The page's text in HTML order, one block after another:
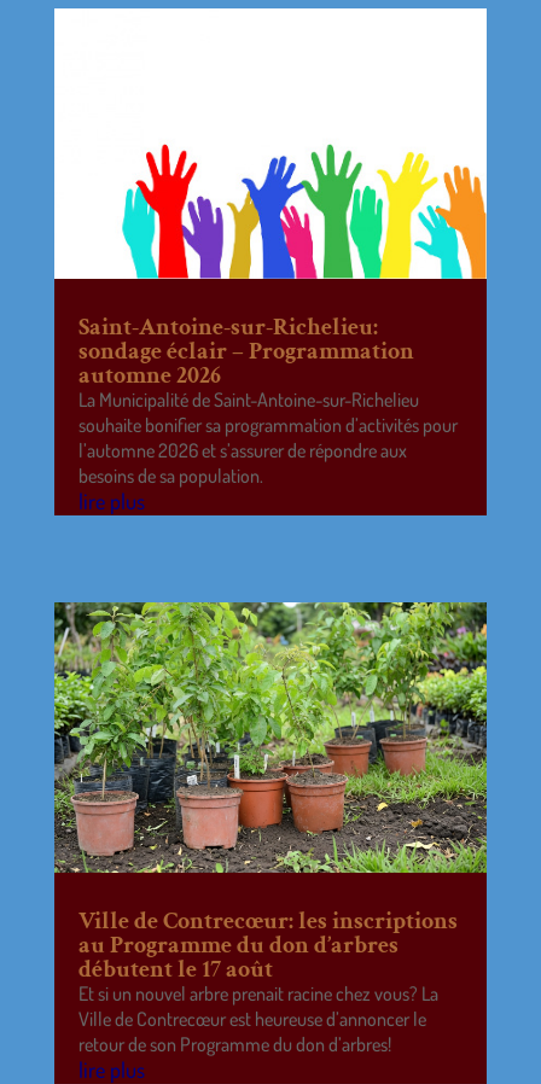
Saint-Antoine-sur-Richelieu:
sondage éclair – Programmation
automne 2026
La Municipalité de Saint-Antoine-sur-Richelieu
souhaite bonifier sa programmation d’activités pour
l’automne 2026 et s’assurer de répondre aux
besoins de sa population.
lire plus
Ville de Contrecœur: les inscriptions
au Programme du don d’arbres
débutent le 17 août
Et si un nouvel arbre prenait racine chez vous? La
Ville de Contrecœur est heureuse d’annoncer le
retour de son Programme du don d’arbres!
lire plus